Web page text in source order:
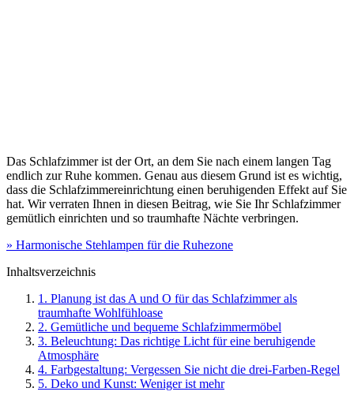
Das Schlafzimmer ist der Ort, an dem Sie nach einem langen Tag
endlich zur Ruhe kommen. Genau aus diesem Grund ist es wichtig,
dass die Schlafzimmereinrichtung einen beruhigenden Effekt auf Sie
hat. Wir verraten Ihnen in diesen Beitrag, wie Sie Ihr Schlafzimmer
gemütlich einrichten und so traumhafte Nächte verbringen.
» Harmonische Stehlampen für die Ruhezone
Inhaltsverzeichnis
1. Planung ist das A und O für das Schlafzimmer als
traumhafte Wohlfühloase
2. Gemütliche und bequeme Schlafzimmermöbel
3. Beleuchtung: Das richtige Licht für eine beruhigende
Atmosphäre
4. Farbgestaltung: Vergessen Sie nicht die drei-Farben-Regel
5. Deko und Kunst: Weniger ist mehr